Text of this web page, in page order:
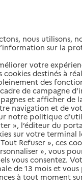
2
aux favoris
nous utilisons,
sur la
votre
destinés à
des
de campagne
et afficher de
navigation et de
notre politique
», l’éditeur du
sur votre terminal
Refuser », ces
», vous
vous consentez.
de 13 mois et
à tout moment